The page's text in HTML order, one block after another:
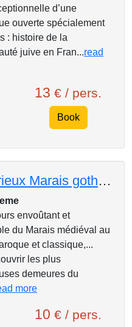
d’une
ouverte spécialement
: histoire de la
juive en Fran...read
13 € / pers.
Book
Mystérieux Marais gothique et baroque
envoûtant et
du Marais médiéval au
et classique,...
les plus
demeures du
more
10 € / pers.